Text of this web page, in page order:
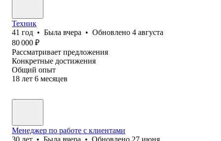
Техник
41 год • Была вчера • Обновлено 4 августа
80 000 ₽
Рассматривает предложения
Конкретные достижения
Общий опыт
18 лет 6 месяцев
Менеджер по работе с клиентами
30 лет • Была вчера • Обновлено 27 июня